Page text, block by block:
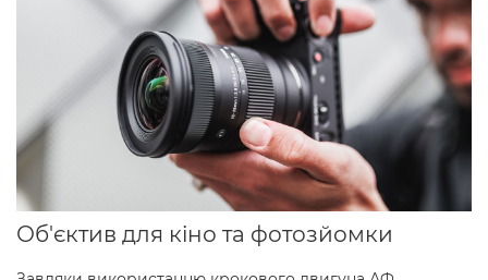
Об'єктив для кіно та фотозйомки